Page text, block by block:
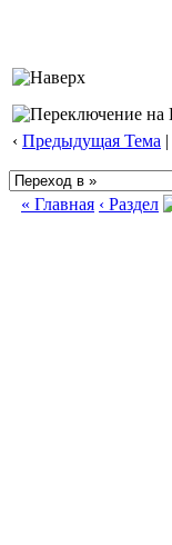
‹ Предыдущая Тема |
« Главная ‹ Раздел